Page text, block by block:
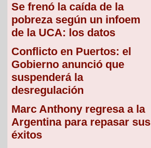
Se frenó la caída de la
pobreza según un infoem
de la UCA: los datos
Conflicto en Puertos: el
Gobierno anunció que
suspenderá la
desregulación
Marc Anthony regresa a la
Argentina para repasar sus
éxitos